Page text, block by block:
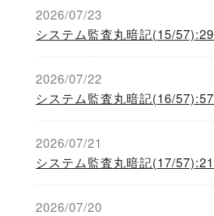
2026/07/23
システム監査丸暗記(15/57):29
2026/07/22
システム監査丸暗記(16/57):57
2026/07/21
システム監査丸暗記(17/57):21
2026/07/20